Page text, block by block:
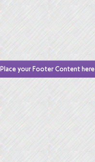
Place your Footer Content here